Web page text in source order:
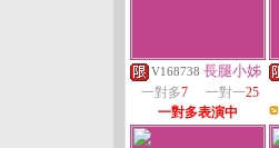
V168738 長腿小姊
一對多7 一對一25
一對多表演中